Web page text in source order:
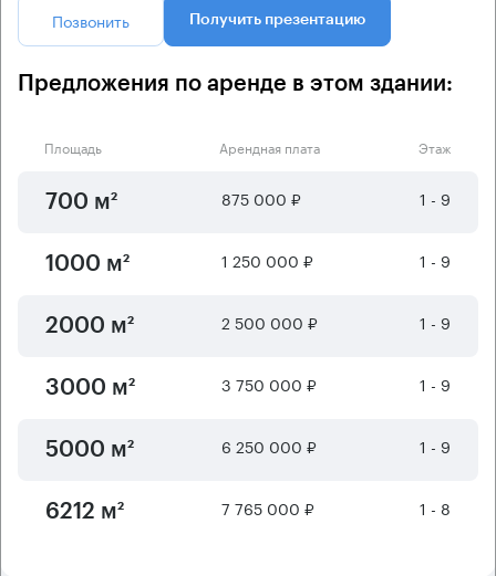
Позвонить Получить презентацию
Предложения по аренде в этом здании:
Площадь Арендная плата Этаж
700 м² 875 000 ₽ 1 - 9
1000 м² 1 250 000 ₽ 1 - 9
2000 м² 2 500 000 ₽ 1 - 9
3000 м² 3 750 000 ₽ 1 - 9
5000 м² 6 250 000 ₽ 1 - 9
6212 м² 7 765 000 ₽ 1 - 8